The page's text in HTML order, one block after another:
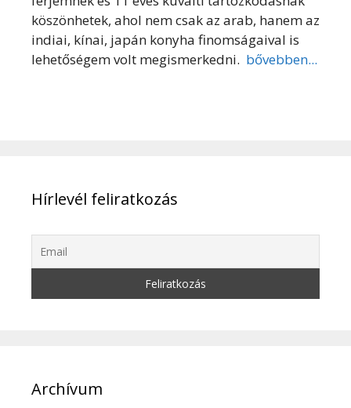
köszönhetek, ahol nem csak az arab, hanem az
indiai, kínai, japán konyha finomságaival is
lehetőségem volt megismerkedni. bővebben...
Hírlevél feliratkozás
Archívum